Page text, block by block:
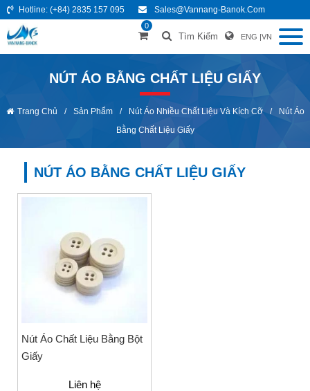
Hotline: (+84) 2835 157 095 Sales@vannang-Banok.com
0
Tìm Kiếm ENG |VN
NÚT ÁO BẰNG CHẤT LIỆU GIẤY
Trang Chủ / Sản Phẩm / Nút Áo Nhiều Chất Liệu Và Kích Cỡ /
Nút Áo
Bằng Chất Liệu Giấy
NÚT ÁO BẰNG CHẤT LIỆU GIẤY
Nút Áo Chất Liệu Bằng Bột
Giấy
Liên hệ